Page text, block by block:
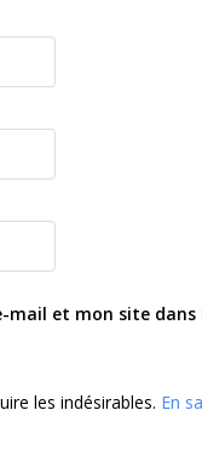
mail et mon site
les indésirables. En